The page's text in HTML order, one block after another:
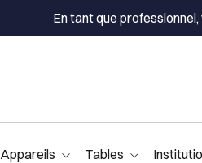
En tant que
Appareils Tables